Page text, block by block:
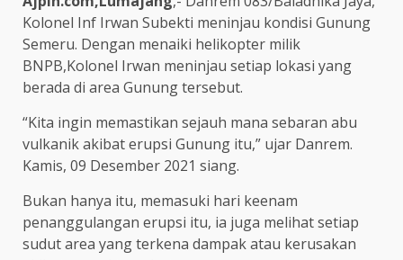
Kolonel Inf Irwan Subekti meninjau kondisi Gunung
Semeru. Dengan menaiki helikopter milik
BNPB,Kolonel Irwan meninjau setiap lokasi yang
berada di area Gunung tersebut.
“Kita ingin memastikan sejauh mana sebaran abu
vulkanik akibat erupsi Gunung itu,” ujar Danrem.
Kamis, 09 Desember 2021 siang.
Bukan hanya itu, memasuki hari keenam
penanggulangan erupsi itu, ia juga melihat setiap
sudut area yang terkena dampak atau kerusakan